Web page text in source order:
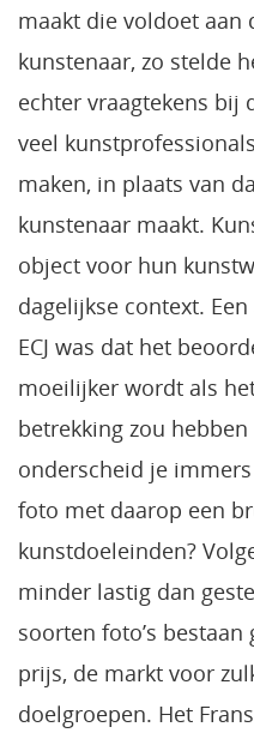
maakt die voldoet aan
kunstenaar, zo stelde
echter vraagtekens bij
veel
maken, in plaats van
kunstenaar maakt.
object voor hun
dagelijkse context.
ECJ was dat het
moeilijker wordt als
betrekking zou
onderscheid je
foto met daarop een
kunstdoeleinden?
minder lastig dan
soorten foto’s
prijs, de markt voor
doelgroepen. Het